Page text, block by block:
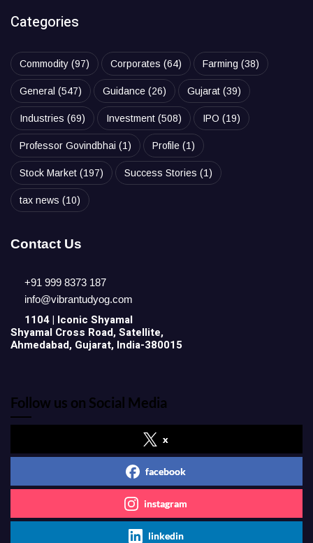
Categories
Commodity (97) Corporates (64) Farming (38)
General (547) Guidance (26) Gujarat (39)
Industries (69) Investment (508) IPO (19)
Professor Govindbhai (1) Profile (1)
Stock Market (197) Success Stories (1)
tax news (10)
Contact Us
+91 999 8373 187
info@vibrantudyog.com
1104 | Iconic Shyamal
Shyamal Cross Road, Satellite,
Ahmedabad, Gujarat, India-380015
Follow us on Social Media
x
facebook
instagram
linkedin